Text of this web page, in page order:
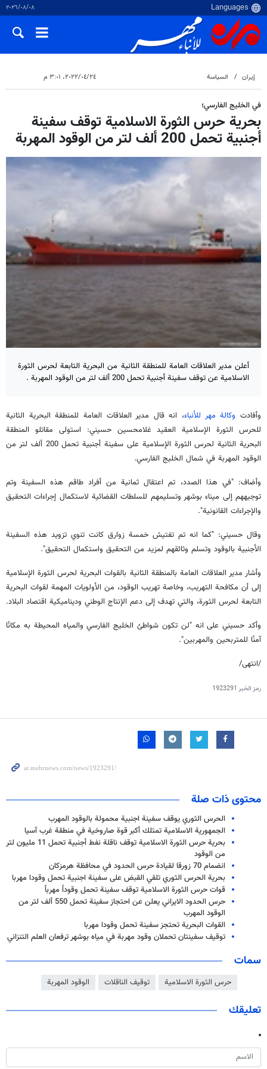
٠٨‏/٠٨‏/٢٠٢٦
إيران السياسة ٢٤‏/٠٤‏/٢٠٢٢، ٣:٠١ م
في الخليج الفارسي؛
بحرية حرس الثورة الاسلامية توقف سفينة
أجنبية تحمل 200 ألف لتر من الوقود المهربة
أعلن مدير العلاقات العامة للمنطقة الثانية من البحرية التابعة لحرس الثورة
الاسلامية عن توقف سفينة أجنبية تحمل 200 ألف لتر من الوقود المهربة .
وأفادت وكالة مهر للأنباء، انه قال مدير العلاقات العامة للمنطقة البحرية الثانية
للحرس الثورة الإسلامية العقيد غلامحسين حسيني: استولى مقاتلو المنطقة
البحرية الثانية لحرس الثورة الإسلامية على سفينة أجنبية تحمل 200 ألف لتر من
الوقود المهربة في شمال الخليج الفارسي.
وأضاف: "في هذا الصدد، تم اعتقال ثمانية من أفراد طاقم هذه السفينة وتم
توجيههم إلى ميناء بوشهر وتسليمهم للسلطات القضائية لاستكمال إجراءات التحقيق
والإجراءات القانونية".
وقال حسيني: "كما انه تم تفتيش خمسة زوارق كانت تنوي تزويد هذه السفينة
الأجنبية بالوقود وتسلم وثائقهم لمزيد من التحقيق واستكمال التحقيق".
وأشار مدير العلاقات العامة بالمنطقة الثانية بالقوات البحرية لحرس الثورة الإسلامية
إلى أن مكافحة التهريب، وخاصة تهريب الوقود، من الأولويات المهمة لقوات البحرية
التابعة لحرس الثورة، والتي تهدف إلى دعم الإنتاج الوطني وديناميكية اقتصاد البلاد.
وأكد حسيني على انه "لن تكون شواطئ الخليج الفارسي والمياه المحيطة به مكانًا
آمنًا للمتربحين والمهربين".
/انتهى/
رمز الخبر 1923291
محتوى ذات صلة
الحرس الثوري يوقف سفينة اجنبية محمولة بالوقود المهرب
الجمهورية الاسلامية تمتلك أكبر قوة صاروخية في منطقة غرب آسيا
بحرية حرس الثورة الاسلامية توقف ناقلة نفط أجنبية تحمل 11 مليون لتر
من الوقود
انضمام 70 زورقا لقيادة حرس الحدود في محافظة هرمزکان
بحرية الحرس الثوري تلقي القبض على سفينة اجنبية تحمل وقودا مهربا
قوات حرس الثورة الاسلامية توقف سفينة تحمل وقوداً مهرباً
حرس الحدود الايراني يعلن عن احتجاز سفينة تحمل 550 ألف لتر من
الوقود المهرب
القوات البحرية تحتجز سفينة تحمل وقودا مهربا
توقيف سفينتان تحملان وقود مهربة في مياه بوشهر ترفعان العلم التنزاني
سمات
حرس الثورة الاسلامية توقيف الناقلات الوقود المهربة
تعليقك